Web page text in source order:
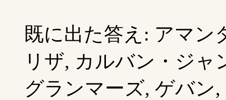
既に出た答え: アマン
リザ, カルバン・ジ
グランマーズ, ゲバン